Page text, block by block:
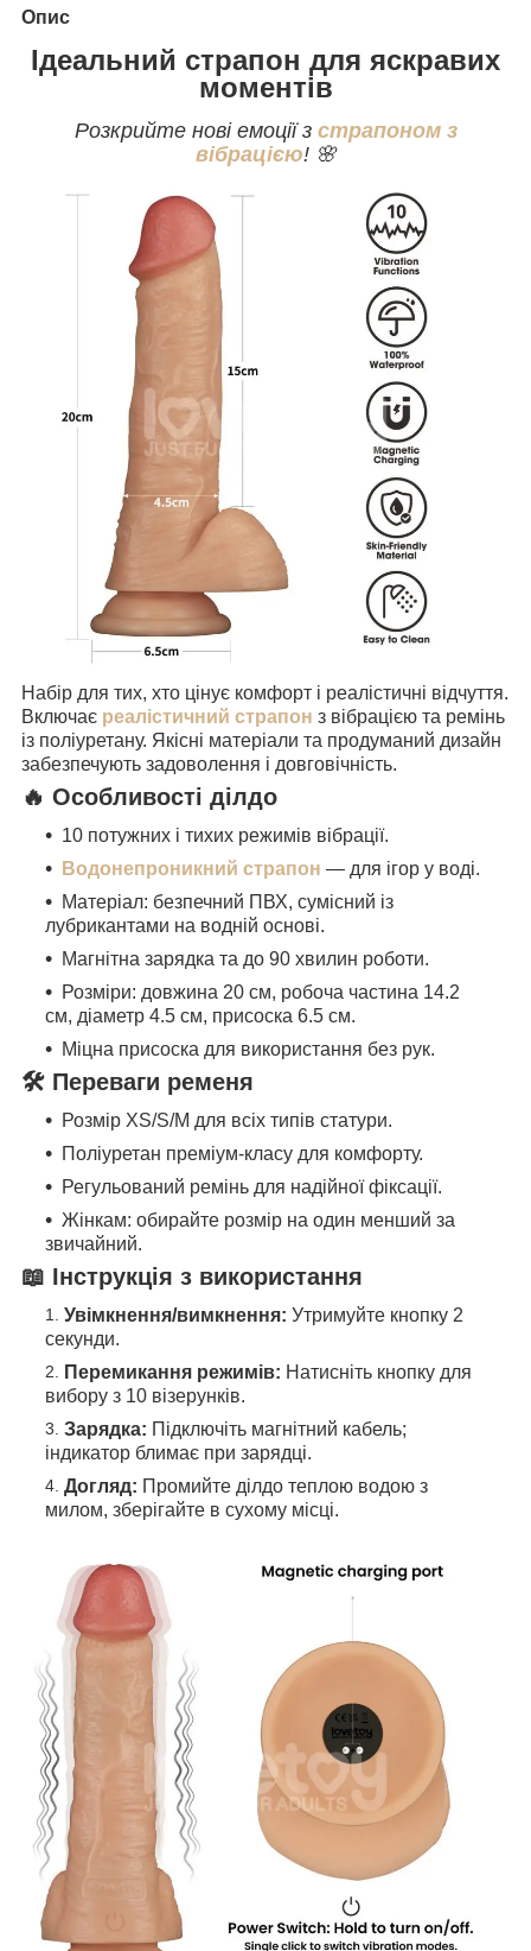
Опис
Ідеальний страпон для яскравих
моментів
Розкрийте нові емоції з страпоном з
вібрацією! 🌸
Набір для тих, хто цінує комфорт і реалістичні відчуття.
Включає реалістичний страпон з вібрацією та ремінь
із поліуретану. Якісні матеріали та продуманий дизайн
забезпечують задоволення і довговічність.
🔥 Особливості ділдо
10 потужних і тихих режимів вібрації.
Водонепроникний страпон — для ігор у воді.
Матеріал: безпечний ПВХ, сумісний із
лубрикантами на водній основі.
Магнітна зарядка та до 90 хвилин роботи.
Розміри: довжина 20 см, робоча частина 14.2
см, діаметр 4.5 см, присоска 6.5 см.
Міцна присоска для використання без рук.
🛠️ Переваги ременя
Розмір XS/S/M для всіх типів статури.
Поліуретан преміум-класу для комфорту.
Регульований ремінь для надійної фіксації.
Жінкам: обирайте розмір на один менший за
звичайний.
📖 Інструкція з використання
Увімкнення/вимкнення: Утримуйте кнопку 2
секунди.
Перемикання режимів: Натисніть кнопку для
вибору з 10 візерунків.
Зарядка: Підключіть магнітний кабель;
індикатор блимає при зарядці.
Догляд: Промийте ділдо теплою водою з
милом, зберігайте в сухому місці.